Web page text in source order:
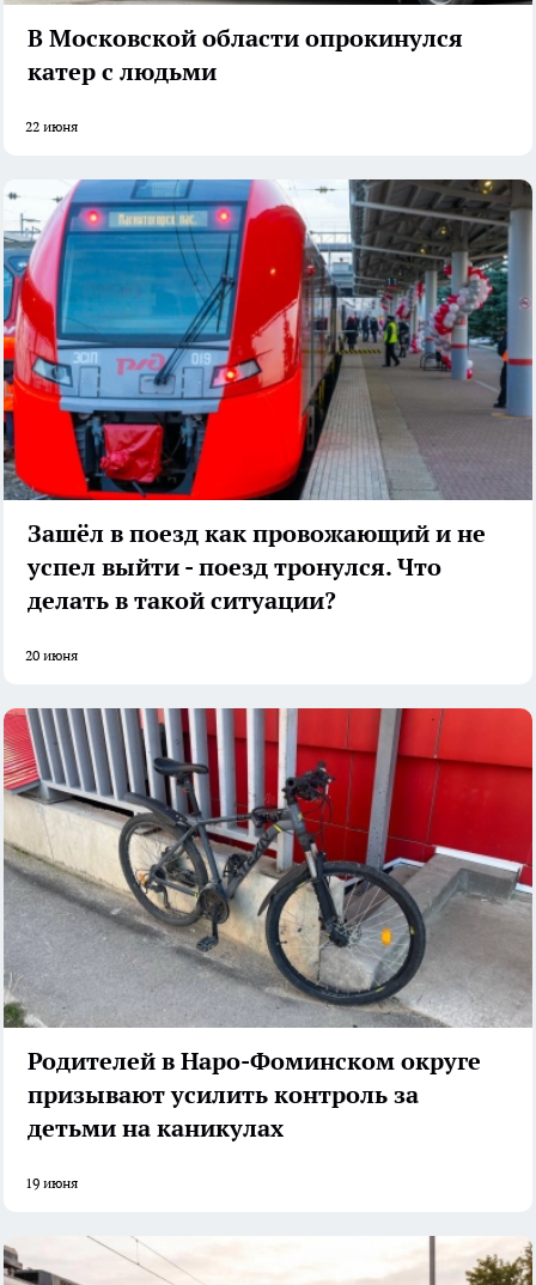
В Московской области опрокинулся
катер с людьми
22 июня
Зашёл в поезд как провожающий и не
успел выйти - поезд тронулся. Что
делать в такой ситуации?
20 июня
Родителей в Наро-Фоминском округе
призывают усилить контроль за
детьми на каникулах
19 июня